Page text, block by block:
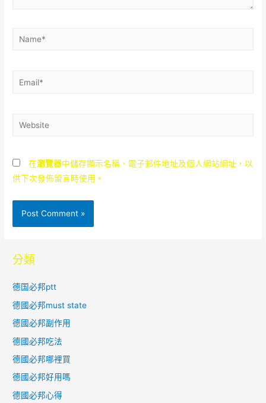
Name*
Email*
Website
在瀏覽器中儲存顯示名稱、電子郵件地址及個人網站網址，以
供下次發佈留言時使用。
分類
德国必邦ptt
德國必邦must state
德國必邦副作用
德國必邦吃法
德國必邦哪裡買
德國必邦好用嗎
德國必邦心得